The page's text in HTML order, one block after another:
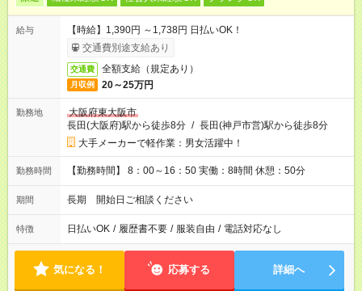
給与
【時給】1,390円 ～1,738円 日払いOK！
交通費別途支給あり
交通費 全額支給（規定あり）
月収例 20～25万円
勤務地
大阪府東大阪市
長田(大阪府)駅から徒歩8分 / 長田(神戸市営)駅から徒歩8分
大手メーカーで軽作業：男女活躍中！
勤務時間 【勤務時間】 8：00～16：50 実働：8時間 休憩：50分
期間 長期 開始日ご相談ください
特徴 日払いOK / 履歴書不要 / 服装自由 / 電話対応なし
気になる！ 応募する 詳細へ